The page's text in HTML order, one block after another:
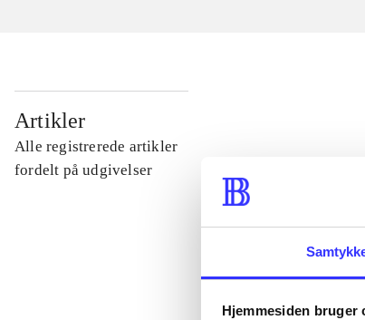
Hjemmesiden bruger
Artikler
Alle registrerede artikler
fordelt på udgivelser
...
...